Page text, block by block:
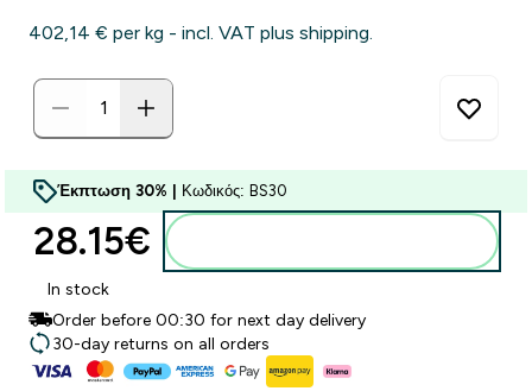
402,14 €‎ per kg - incl. VAT plus shipping.
Έκπτωση 30% | Κωδικός: BS30
28.15€‎
In stock
Order before 00:30 for next day delivery
30-day returns on all orders